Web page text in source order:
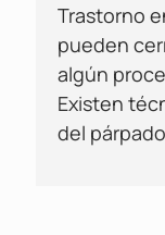
Trastorno
pueden
algún
Existen
del